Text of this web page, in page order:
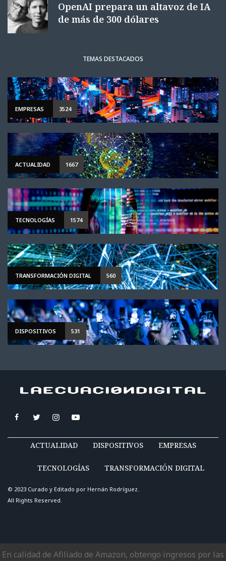
OpenAI prepara un altavoz de IA
de más de 300 dólares
TEMAS DESTACADOS
EMPRESAS 3524
ACTUALIDAD 1667
TECNOLOGÍAS 1574
TRANSFORMACIÓN DIGITAL 560
DISPOSITIVOS 531
ACTUALIDAD DISPOSITIVOS EMPRESAS
TECNOLOGÍAS TRANSFORMACIÓN DIGITAL
© 2023 Curado y Editado por Hernán Rodríguez.
All Rights Reserved.
En calidad de Afiliado de Amazon, obtengo ingresos por las